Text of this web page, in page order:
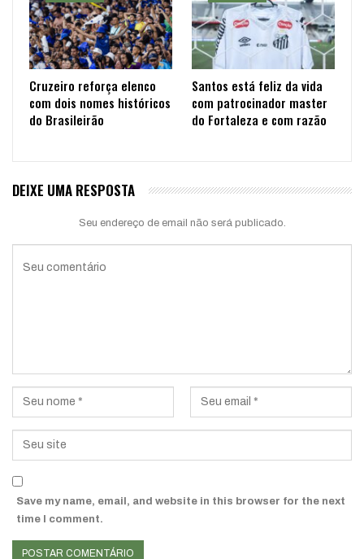
Cruzeiro reforça elenco
com dois nomes históricos
do Brasileirão
Santos está feliz da vida
com patrocinador master
do Fortaleza e com razão
DEIXE UMA RESPOSTA
Seu endereço de email não será publicado.
Save my name, email, and website in this browser for the next
time I comment.